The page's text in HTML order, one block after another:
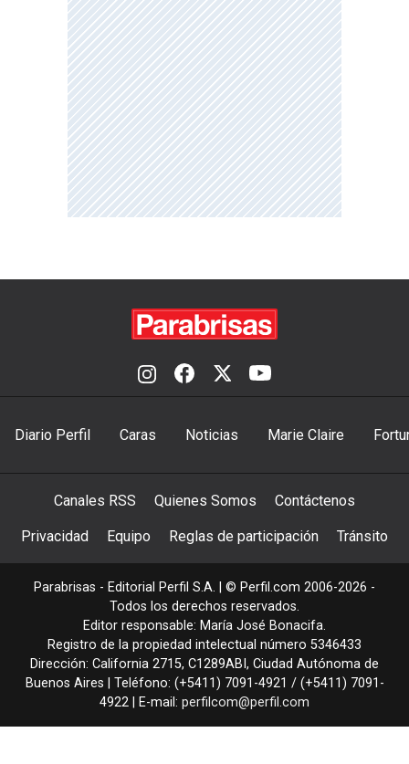
Diario Perfil Caras Noticias Marie Claire
Canales RSS Quienes Somos Contáctenos
Privacidad Equipo Reglas de participación Tránsito
Parabrisas - Editorial Perfil S.A. | © Perfil.com 2006-2026 -
Todos los derechos reservados.
Editor responsable: María José Bonacifa.
Registro de la propiedad intelectual número 5346433
Dirección: California 2715, C1289ABI , Ciudad Autónoma de
Buenos Aires | Teléfono: (+5411) 7091-4921 / (+5411) 7091-
4922 | E-mail: perfilcom@perfil.com